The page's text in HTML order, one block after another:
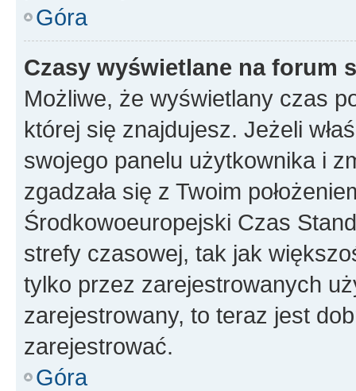
Góra
Czasy wyświetlane na forum
Możliwe, że wyświetlany czas
której się znajdujesz. Jeżeli
swojego panelu użytkownika i
zgadzała się z Twoim
Środkowoeuropejski Czas
strefy czasowej, tak jak
tylko przez zarejestrowanych
zarejestrowany, to teraz jest
zarejestrować.
Góra